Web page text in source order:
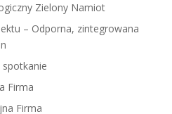
Zielony Namiot
– Odporna, zintegrowana
Firma
Firma